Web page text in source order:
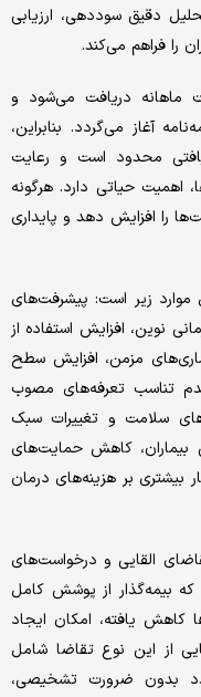
دقیق سوددهی، ارزیابی
را فراهم می‌کند.
ماهانه دریافت می‌شود و
آغاز می‌گردد. بنابراین،
محدود است و رعایت
اهمیت حیاتی دارد. هرگونه
را افزایش دهد و پایداری
زیر است: پیشرفت‌های
نوین، افزایش استفاده از
مزمن، افزایش سطح
تناسب تعرفه‌های مصوب
سلامت و تغییرات سبک
بیماران، کاهش حمایت‌های
بیشتری بر هزینه‌های درمان
القایی و درخواست‌های
بیمه‌گذار از پوشش کامل
کاهش یافته، امکان ایجاد
از این نوع تقاضا شامل
بدون ضرورت تشخیصی،